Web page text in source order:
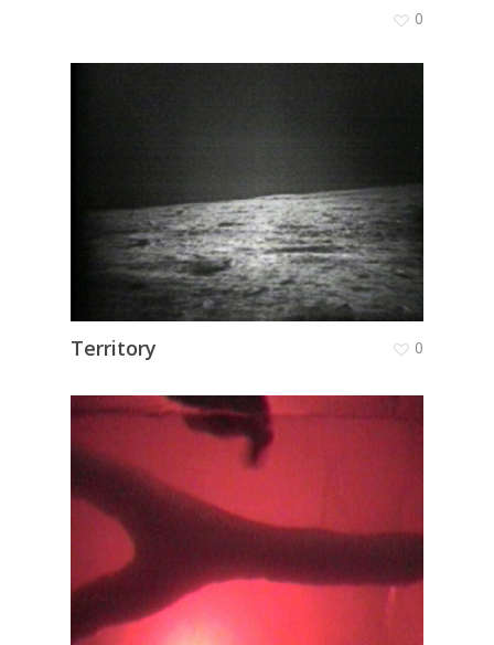
0
Territory 0